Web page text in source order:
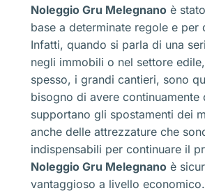
Noleggio Gru Melegnano è
base a determinate regole e per
Infatti, quando si parla di una
negli immobili o nel settore
spesso, i grandi cantieri, sono
bisogno di avere continuamente
supportano gli spostamenti dei
anche delle attrezzature che
indispensabili per continuare il
Noleggio Gru Melegnano è
vantaggioso a livello